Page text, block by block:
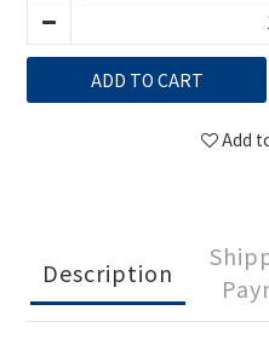
ADD TO CART
Add
Description